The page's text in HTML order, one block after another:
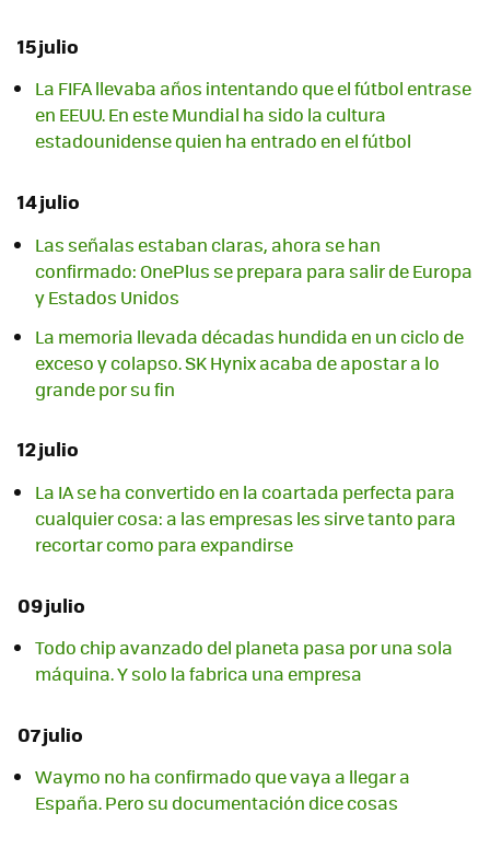
15 julio
La FIFA llevaba años intentando que el fútbol entrase
en EEUU. En este Mundial ha sido la cultura
estadounidense quien ha entrado en el fútbol
14 julio
Las señalas estaban claras, ahora se han
confirmado: OnePlus se prepara para salir de Europa
y Estados Unidos
La memoria llevada décadas hundida en un ciclo de
exceso y colapso. SK Hynix acaba de apostar a lo
grande por su fin
12 julio
La IA se ha convertido en la coartada perfecta para
cualquier cosa: a las empresas les sirve tanto para
recortar como para expandirse
09 julio
Todo chip avanzado del planeta pasa por una sola
máquina. Y solo la fabrica una empresa
07 julio
Waymo no ha confirmado que vaya a llegar a
España. Pero su documentación dice cosas